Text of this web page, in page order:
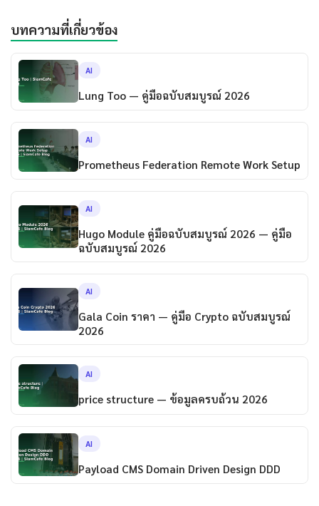
บทความที่เกี่ยวข้อง
AI
Lung Too — คู่มือฉบับสมบูรณ์ 2026
AI
Prometheus Federation Remote Work Setup
AI
Hugo Module คู่มือฉบับสมบูรณ์ 2026 — คู่มือ
ฉบับสมบูรณ์ 2026
AI
Gala Coin ราคา — คู่มือ Crypto ฉบับสมบูรณ์
2026
AI
price structure — ข้อมูลครบถ้วน 2026
AI
Payload CMS Domain Driven Design DDD